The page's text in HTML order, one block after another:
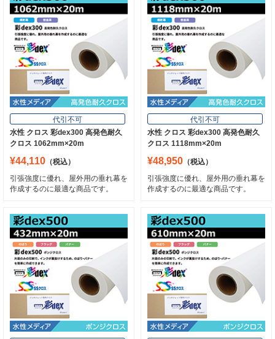
代引不可
水性 クロス 彩dex300 高発色耐久
クロス 1062mm×20m
¥44,110 （税込）
引張強度に優れ、屋外用の垂れ幕を
作成するのに最適な商品です。
代引不可
水性 クロス 彩dex300 高発色耐久
クロス 1118mm×20m
¥48,950 （税込）
引張強度に優れ、屋外用の垂れ幕を
作成するのに最適な商品です。